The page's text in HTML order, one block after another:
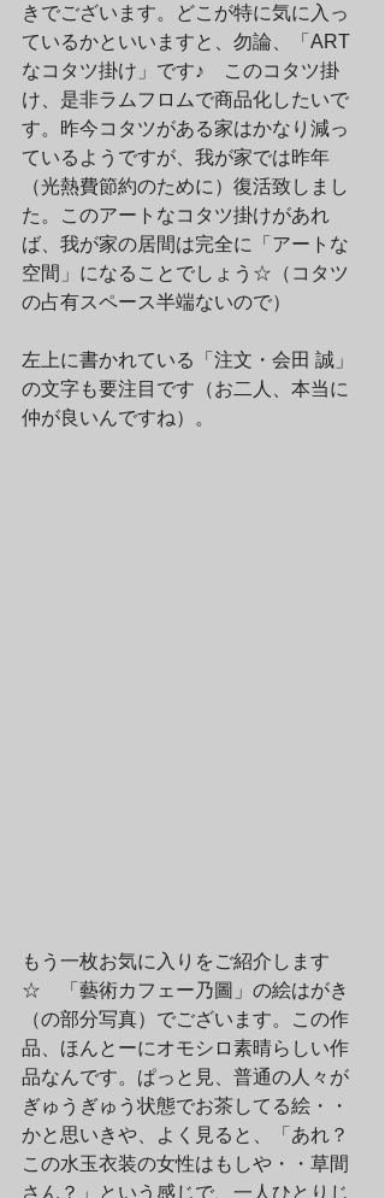
きでございます。どこが特に気に入っ
ているかといいますと、勿論、「ART
なコタツ掛け」です♪　このコタツ掛
け、是非ラムフロムで商品化したいで
す。昨今コタツがある家はかなり減っ
ているようですが、我が家では昨年
（光熱費節約のために）復活致しまし
た。このアートなコタツ掛けがあれ
ば、我が家の居間は完全に「アートな
空間」になることでしょう☆（コタツ
の占有スペース半端ないので）
左上に書かれている「注文・会田 誠」
の文字も要注目です（お二人、本当に
仲が良いんですね）。
もう一枚お気に入りをご紹介します
☆　「藝術カフェー乃圖」の絵はがき
（の部分写真）でございます。この作
品、ほんとーにオモシロ素晴らしい作
品なんです。ぱっと見、普通の人々が
ぎゅうぎゅう状態でお茶してる絵・・
かと思いきや、よく見ると、「あれ？
この水玉衣装の女性はもしや・・草間
さん？」という感じで、一人ひとりじ